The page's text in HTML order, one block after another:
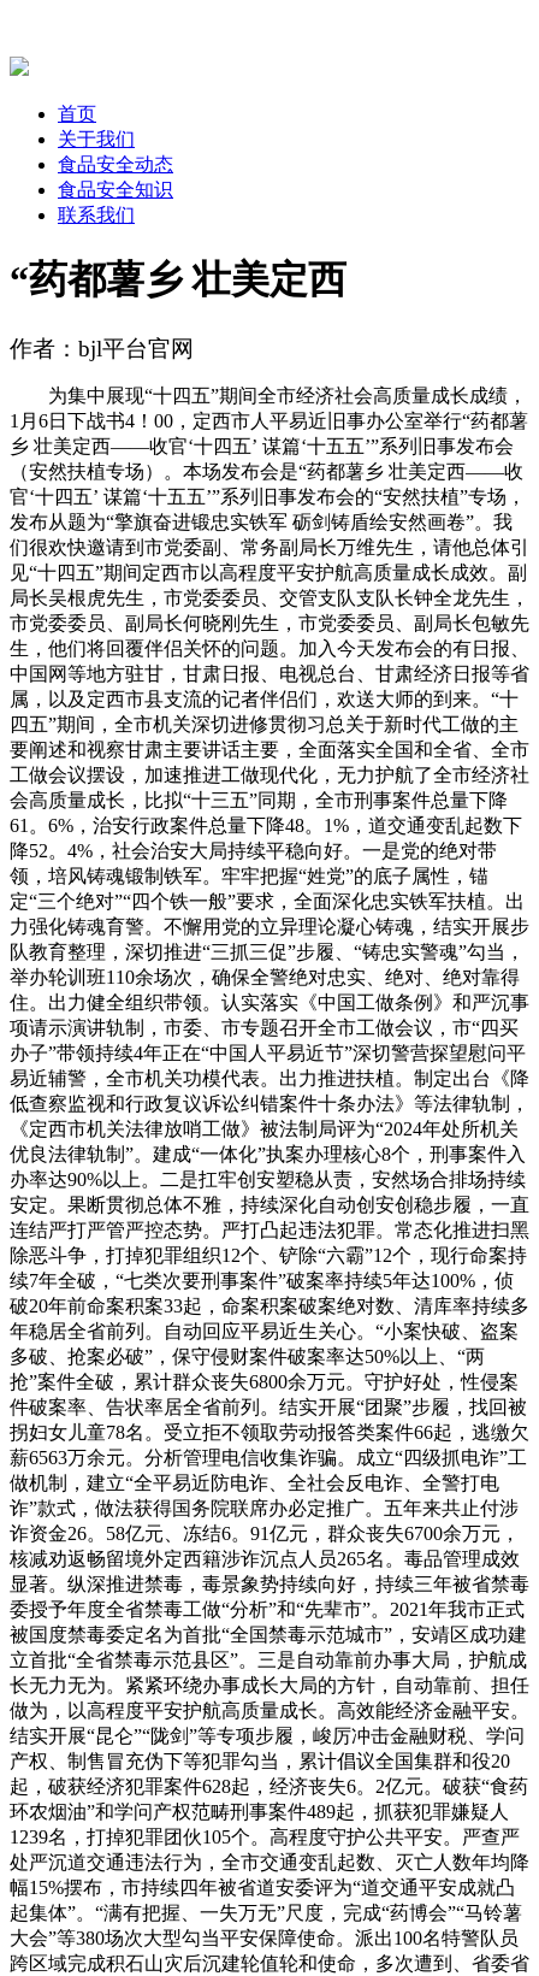
首页
关于我们
食品安全动态
食品安全知识
联系我们
“药都薯乡 壮美定西
作者：bjl平台官网
为集中展现“十四五”期间全市经济社会高质量成长成绩，
1月6日下战书4！00，定西市人平易近旧事办公室举行“药都薯
乡 壮美定西——收官‘十四五’ 谋篇‘十五五’”系列旧事发布会
（安然扶植专场）。本场发布会是“药都薯乡 壮美定西——收
官‘十四五’ 谋篇‘十五五’”系列旧事发布会的“安然扶植”专场，
发布从题为“擎旗奋进锻忠实铁军 砺剑铸盾绘安然画卷”。我
们很欢快邀请到市党委副、常务副局长万维先生，请他总体引
见“十四五”期间定西市以高程度平安护航高质量成长成效。副
局长吴根虎先生，市党委委员、交管支队支队长钟全龙先生，
市党委委员、副局长何晓刚先生，市党委委员、副局长包敏先
生，他们将回覆伴侣关怀的问题。加入今天发布会的有日报、
中国网等地方驻甘，甘肃日报、电视总台、甘肃经济日报等省
属，以及定西市县支流的记者伴侣们，欢送大师的到来。“十
四五”期间，全市机关深切进修贯彻习总关于新时代工做的主
要阐述和视察甘肃主要讲话主要，全面落实全国和全省、全市
工做会议摆设，加速推进工做现代化，无力护航了全市经济社
会高质量成长，比拟“十三五”同期，全市刑事案件总量下降
61。6%，治安行政案件总量下降48。1%，道交通变乱起数下
降52。4%，社会治安大局持续平稳向好。一是党的绝对带
领，培风铸魂锻制铁军。牢牢把握“姓党”的底子属性，锚
定“三个绝对”“四个铁一般”要求，全面深化忠实铁军扶植。出
力强化铸魂育警。不懈用党的立异理论凝心铸魂，结实开展步
队教育整理，深切推进“三抓三促”步履、“铸忠实警魂”勾当，
举办轮训班110余场次，确保全警绝对忠实、绝对、绝对靠得
住。出力健全组织带领。认实落实《中国工做条例》和严沉事
项请示演讲轨制，市委、市专题召开全市工做会议，市“四买
办子”带领持续4年正在“中国人平易近节”深切警营探望慰问平
易近辅警，全市机关功模代表。出力推进扶植。制定出台《降
低查察监视和行政复议诉讼纠错案件十条办法》等法律轨制，
《定西市机关法律放哨工做》被法制局评为“2024年处所机关
优良法律轨制”。建成“一体化”执案办理核心8个，刑事案件入
办率达90%以上。二是扛牢创安塑稳从责，安然场合排场持续
安定。果断贯彻总体不雅，持续深化自动创安创稳步履，一直
连结严打严管严控态势。严打凸起违法犯罪。常态化推进扫黑
除恶斗争，打掉犯罪组织12个、铲除“六霸”12个，现行命案持
续7年全破，“七类次要刑事案件”破案率持续5年达100%，侦
破20年前命案积案33起，命案积案破案绝对数、清库率持续多
年稳居全省前列。自动回应平易近生关心。“小案快破、盗案
多破、抢案必破”，保守侵财案件破案率达50%以上、“两
抢”案件全破，累计群众丧失6800余万元。守护好处，性侵案
件破案率、告状率居全省前列。结实开展“团聚”步履，找回被
拐妇女儿童78名。受立拒不领取劳动报答类案件66起，逃缴欠
薪6563万余元。分析管理电信收集诈骗。成立“四级抓电诈”工
做机制，建立“全平易近防电诈、全社会反电诈、全警打电
诈”款式，做法获得国务院联席办必定推广。五年来共止付涉
诈资金26。58亿元、冻结6。91亿元，群众丧失6700余万元，
核减劝返畅留境外定西籍涉诈沉点人员265名。毒品管理成效
显著。纵深推进禁毒，毒景象势持续向好，持续三年被省禁毒
委授予年度全省禁毒工做“分析”和“先辈市”。2021年我市正式
被国度禁毒委定名为首批“全国禁毒示范城市”，安靖区成功建
立首批“全省禁毒示范县区”。三是自动靠前办事大局，护航成
长无力无为。紧紧环绕办事成长大局的方针，自动靠前、担任
做为，以高程度平安护航高质量成长。高效能经济金融平安。
结实开展“昆仑”“陇剑”等专项步履，峻厉冲击金融财税、学问
产权、制售冒充伪下等犯罪勾当，累计倡议全国集群和役20
起，破获经济犯罪案件628起，经济丧失6。2亿元。破获“食药
环农烟油”和学问产权范畴刑事案件489起，抓获犯罪嫌疑人
1239名，打掉犯罪团伙105个。高程度守护公共平安。严查严
处严沉道交通违法行为，全市交通变乱起数、灭亡人数年均降
幅15%摆布，市持续四年被省道安委评为“道交通平安成就凸
起集体”。“满有把握、一失万无”尺度，完成“药博会”“马铃薯
大会”等380场次大型勾当平安保障使命。派出100名特警队员
跨区域完成积石山灾后沉建轮值轮和使命，多次遭到、省委省